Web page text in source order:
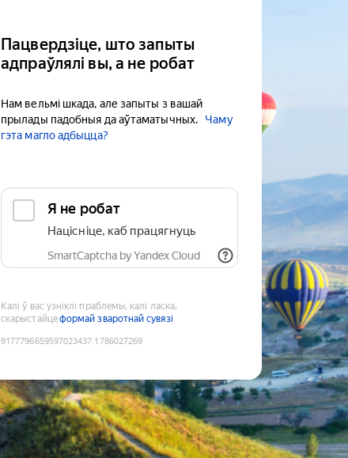
Пацвердзіце, што запыты
адпраўлялі вы, а не робат
Нам вельмі шкада, але запыты з вашай
прылады падобныя да аўтаматычных.
Чаму
гэта магло адбыцца?
Я не робат
Націсніце, каб працягнуць
SmartCaptcha by Yandex Cloud
Калі ў вас узніклі праблемы, калі ласка,
скарыстайцеформай зваротнай сувязі
9177796659597023437:1786027269